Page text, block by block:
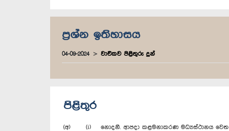
ප්‍රශ්න ඉතිහාසය
04-09-2024 වාචිකව පිළිතුරු දුන්
පිළිතුර
(අ) (i) නොදනී. ආපදා කළමනාකරණ මධ්‍යස්ථානය වෙත